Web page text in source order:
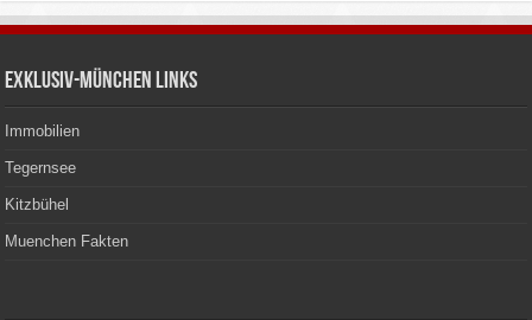
Exklusiv-München Links
Immobilien
Tegernsee
Kitzbühel
Muenchen Fakten